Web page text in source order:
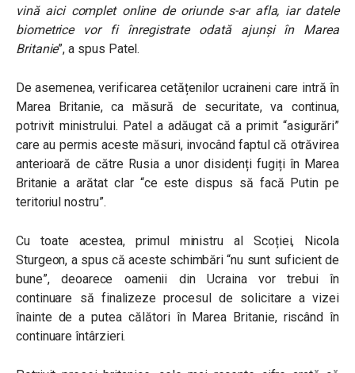
vină aici complet online de oriunde s-ar afla, iar datele
biometrice vor fi înregistrate odată ajunși în Marea
Britanie”, a spus Patel.
De asemenea, verificarea cetățenilor ucraineni care intră în
Marea Britanie, ca măsură de securitate, va continua,
potrivit ministrului. Patel a adăugat că a primit “asigurări”
care au permis aceste măsuri, invocând faptul că otrăvirea
anterioară de către Rusia a unor disidenți fugiți în Marea
Britanie a arătat clar “ce este dispus să facă Putin pe
teritoriul nostru”.
Cu toate acestea, primul ministru al Scoției, Nicola
Sturgeon, a spus că aceste schimbări “nu sunt suficient de
bune”, deoarece oamenii din Ucraina vor trebui în
continuare să finalizeze procesul de solicitare a vizei
înainte de a putea călători în Marea Britanie, riscând în
continuare întârzieri.